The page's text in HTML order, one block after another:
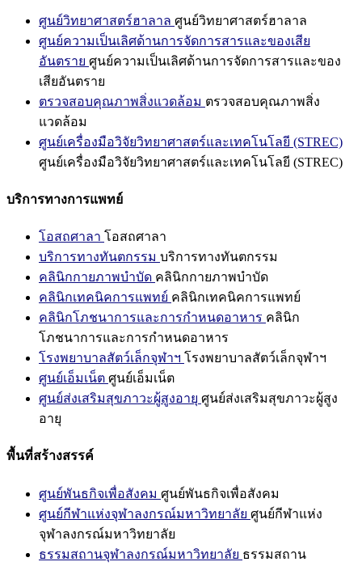
ศูนย์วิทยาศาสตร์ฮาลาล ศูนย์วิทยาศาสตร์ฮาลาล
ศูนย์ความเป็นเลิศด้านการจัดการสารและของเสีย
อันตราย ศูนย์ความเป็นเลิศด้านการจัดการสารและของ
เสียอันตราย
ตรวจสอบคุณภาพสิ่งแวดล้อม ตรวจสอบคุณภาพสิ่ง
แวดล้อม
ศูนย์เครื่องมือวิจัยวิทยาศาสตร์และเทคโนโลยี (STREC)
ศูนย์เครื่องมือวิจัยวิทยาศาสตร์และเทคโนโลยี (STREC)
บริการทางการแพทย์
โอสถศาลา โอสถศาลา
บริการทางทันตกรรม บริการทางทันตกรรม
คลินิกกายภาพบำบัด คลินิกกายภาพบำบัด
คลินิกเทคนิคการแพทย์ คลินิกเทคนิคการแพทย์
คลินิกโภชนาการและการกำหนดอาหาร คลินิก
โภชนาการและการกำหนดอาหาร
โรงพยาบาลสัตว์เล็กจุฬาฯ โรงพยาบาลสัตว์เล็กจุฬาฯ
ศูนย์เอ็มเน็ต ศูนย์เอ็มเน็ต
ศูนย์ส่งเสริมสุขภาวะผู้สูงอายุ ศูนย์ส่งเสริมสุขภาวะผู้สูง
อายุ
พื้นที่สร้างสรรค์
ศูนย์พันธกิจเพื่อสังคม ศูนย์พันธกิจเพื่อสังคม
ศูนย์กีฬาแห่งจุฬาลงกรณ์มหาวิทยาลัย ศูนย์กีฬาแห่ง
จุฬาลงกรณ์มหาวิทยาลัย
ธรรมสถานจุฬาลงกรณ์มหาวิทยาลัย ธรรมสถาน